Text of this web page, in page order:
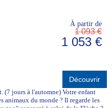
À partir de
1 093 €
1 053 €
Découvrir
(7 jours à l'automne) Votre enfant
animaux du monde ? Il regarde les